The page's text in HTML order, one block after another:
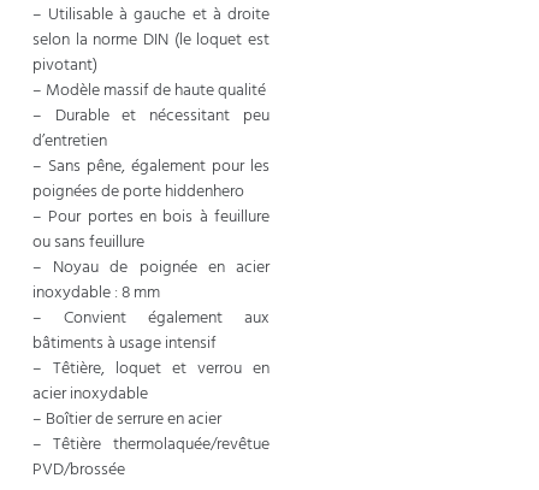
– Utilisable à gauche et à droite
selon la norme DIN (le loquet est
pivotant)
– Modèle massif de haute qualité
– Durable et nécessitant peu
d’entretien
– Sans pêne, également pour les
poignées de porte hiddenhero
– Pour portes en bois à feuillure
ou sans feuillure
– Noyau de poignée en acier
inoxydable : 8 mm
– Convient également aux
bâtiments à usage intensif
– Têtière, loquet et verrou en
acier inoxydable
– Boîtier de serrure en acier
– Têtière thermolaquée/revêtue
PVD/brossée